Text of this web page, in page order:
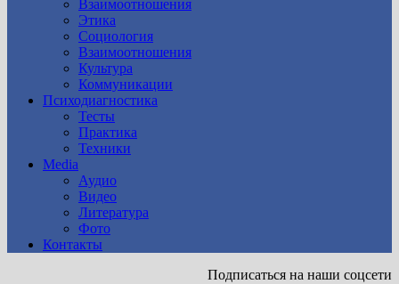
Взаимоотношения
Этика
Социология
Взаимоотношения
Культура
Коммуникации
Психодиагностика
Тесты
Практика
Техники
Media
Аудио
Видео
Литература
Фото
Контакты
Подписаться на наши соцсети